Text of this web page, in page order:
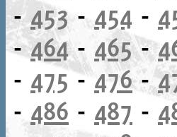
-453- 454 -
-464- 465-
- 475-476-
- 486 - 487 -